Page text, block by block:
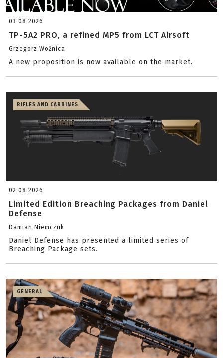
03.08.2026
TP-5A2 PRO, a refined MP5 from LCT Airsoft
Grzegorz Woźnica
A new proposition is now available on the market.
RIFLES AND CARBINES
02.08.2026
Limited Edition Breaching Packages from Daniel
Defense
Damian Niemczuk
Daniel Defense has presented a limited series of
Breaching Package sets.
GENERAL